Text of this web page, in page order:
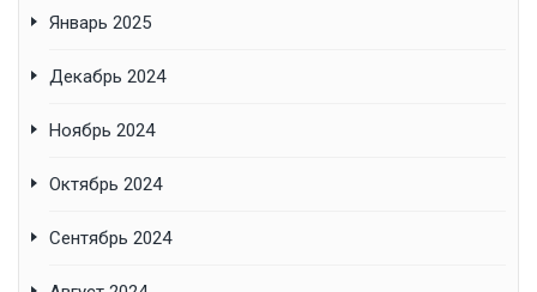
Январь 2025
Декабрь 2024
Ноябрь 2024
Октябрь 2024
Сентябрь 2024